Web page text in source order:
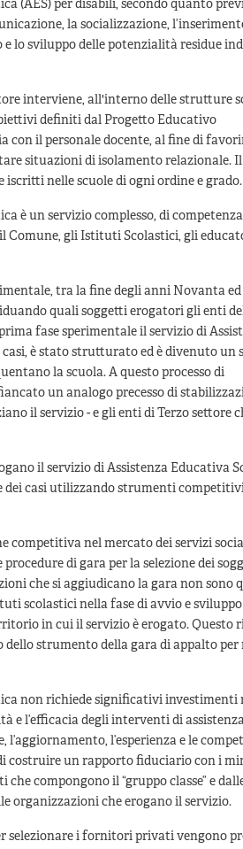
(AES) per disabili, secondo quanto
la socializzazione,
lo sviluppo delle potenzialità residue
interviene, all'interno delle strutture
definiti dal Progetto Educativo
con il personale docente, al fine di
situazioni di isolamento relazionale. Il
nelle scuole di ogni ordine e grado.
è un servizio complesso, di
Comune, gli Istituti Scolastici, gli
tra la fine degli anni Novanta
quali soggetti erogatori gli enti
fase sperimentale il servizio di
è stato strutturato ed è divenuto un
la scuola. A questo processo di
un analogo precesso di
il servizio - e gli enti di Terzo settore
il servizio di Assistenza Educativa
casi utilizzando strumenti
competitiva nel mercato dei servizi
di gara per la selezione dei
che si aggiudicano la gara non sono
scolastici nella fase di avvio e
in cui il servizio è erogato. Questo
dello strumento della gara di appalto per
non richiede significativi investimenti
e l’efficacia degli interventi di
l’esperienza e le
costruire un rapporto fiduciario con i
compongono il “gruppo classe” e
organizzazioni che erogano il servizio.
selezionare i fornitori privati vengono